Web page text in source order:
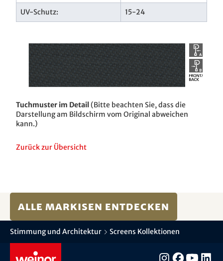
UV-Schutz: 15-24
Tuchmuster im Detail(Bitte beachten Sie, dass die
Darstellung am Bildschirm vom Original abweichen
kann.)
Zurück zur Übersicht
Alle Markisen entdecken
Stimmung und Architektur Screens Kollektionen